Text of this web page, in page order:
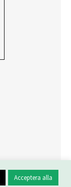
Acceptera alla